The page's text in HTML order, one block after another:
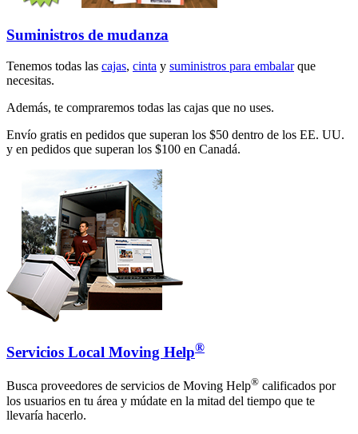
Suministros de mudanza
Tenemos todas las cajas, cinta y suministros para embalarque
necesitas.
Además, te compraremos todas las cajas que no uses.
Envío gratis en pedidos que superan los $50 dentro de los EE. UU.
y en pedidos que superan los $100 en Canadá.
Servicios Local Moving Help®
Busca proveedores de servicios de Moving Help® calificados por
los usuarios en tu área y múdate en la mitad del tiempo que te
llevaría hacerlo.